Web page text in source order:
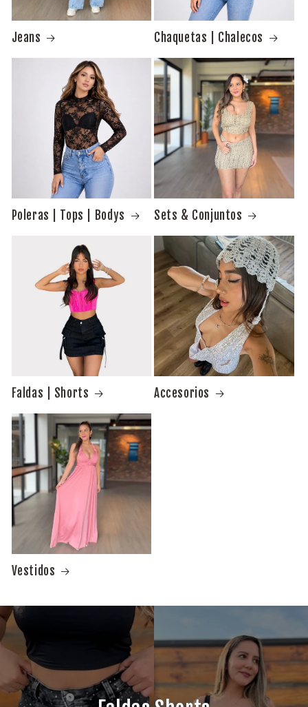
Jeans Chaquetas | Chalecos
Poleras | Tops | Bodys Sets & Conjuntos
Faldas | Shorts Accesorios
Vestidos